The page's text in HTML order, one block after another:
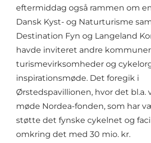
eftermiddag også rammen om
Dansk Kyst- og Naturturisme
Destination Fyn og Langeland
havde inviteret andre
turismevirksomheder og
inspirationsmøde. Det foregik i
Ørstedspavillionen, hvor det bl.a.
møde Nordea-fonden, som har
støtte det fynske cykelnet og
omkring det med 30 mio. kr.